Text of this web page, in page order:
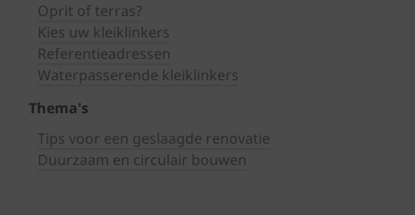
Oprit of terras?
Kies uw kleiklinkers
Referentieadressen
Waterpasserende kleiklinkers
Thema's
Tips voor een geslaagde renovatie
Duurzaam en circulair bouwen